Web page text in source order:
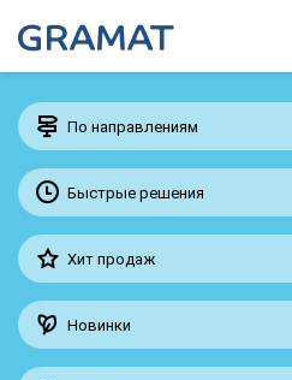
По направлениям
Быстрые решения
Хит продаж
Новинки